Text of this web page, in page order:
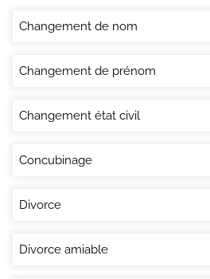
Changement de nom
Changement de prénom
Changement état civil
Concubinage
Divorce
Divorce amiable